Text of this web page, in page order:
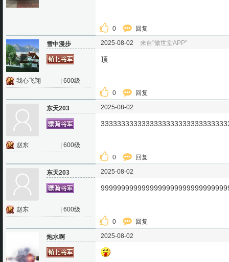
0 回复
雪中漫步
我心飞翔 600级
2025-08-02 来自"傲世堂APP"
顶
0 回复
东天203
赵东 600级
2025-08-02
0 回复
东天203
赵东 600级
2025-08-02
0 回复
炮水啊 2025-08-02